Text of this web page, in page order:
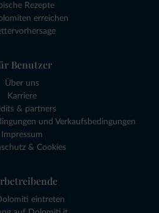
Rezepte
erreichen
Benutzer
Über uns
Karriere
& partners
und Verkaufsbedingungen
Impressum
& Cookies
eintreten